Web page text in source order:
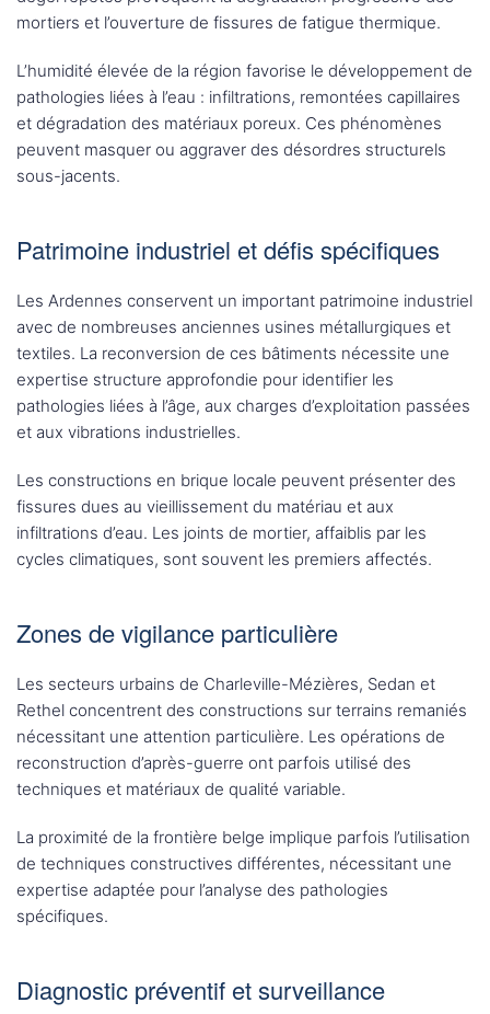
mortiers et l’ouverture de fissures de fatigue thermique.
L’humidité élevée de la région favorise le développement de
pathologies liées à l’eau : infiltrations, remontées capillaires
et dégradation des matériaux poreux. Ces phénomènes
peuvent masquer ou aggraver des désordres structurels
sous-jacents.
Patrimoine industriel et défis spécifiques
Les Ardennes conservent un important patrimoine industriel
avec de nombreuses anciennes usines métallurgiques et
textiles. La reconversion de ces bâtiments nécessite une
expertise structure approfondie pour identifier les
pathologies liées à l’âge, aux charges d’exploitation passées
et aux vibrations industrielles.
Les constructions en brique locale peuvent présenter des
fissures dues au vieillissement du matériau et aux
infiltrations d’eau. Les joints de mortier, affaiblis par les
cycles climatiques, sont souvent les premiers affectés.
Zones de vigilance particulière
Les secteurs urbains de Charleville-Mézières, Sedan et
Rethel concentrent des constructions sur terrains remaniés
nécessitant une attention particulière. Les opérations de
reconstruction d’après-guerre ont parfois utilisé des
techniques et matériaux de qualité variable.
La proximité de la frontière belge implique parfois l’utilisation
de techniques constructives différentes, nécessitant une
expertise adaptée pour l’analyse des pathologies
spécifiques.
Diagnostic préventif et surveillance